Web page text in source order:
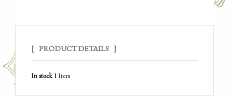
PRODUCT DETAILS
In stock 1 Item